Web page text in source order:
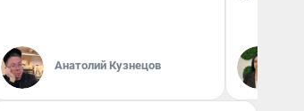
Анатолий Кузнецов